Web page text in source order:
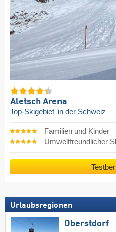
Aletsch Arena
Top-Skigebiet in der Schweiz
Familien und Kinder
Umweltfreundlicher
Urlaubsregionen
Oberstdorf